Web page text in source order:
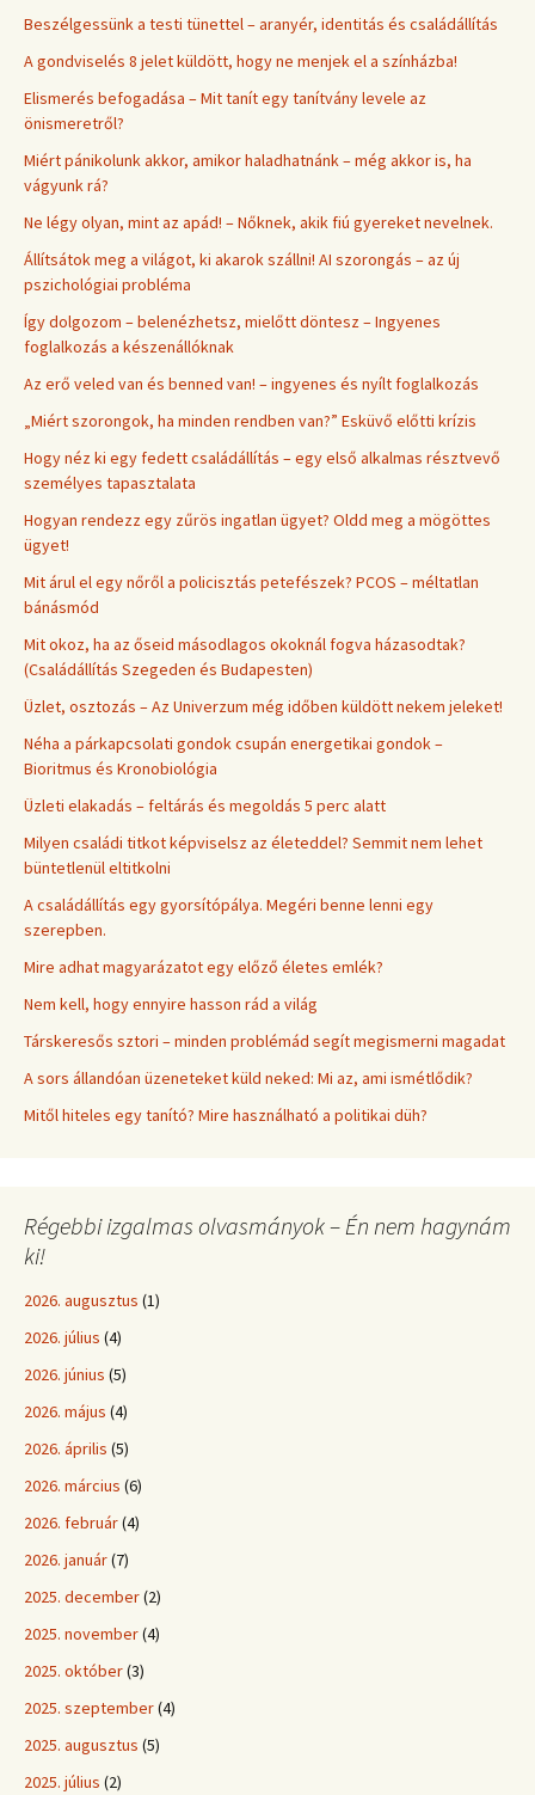
Beszélgessünk a testi tünettel – aranyér, identitás és családállítás
A gondviselés 8 jelet küldött, hogy ne menjek el a színházba!
Elismerés befogadása – Mit tanít egy tanítvány levele az
önismeretről?
Miért pánikolunk akkor, amikor haladhatnánk – még akkor is, ha
vágyunk rá?
Ne légy olyan, mint az apád! – Nőknek, akik fiú gyereket nevelnek.
Állítsátok meg a világot, ki akarok szállni! AI szorongás – az új
pszichológiai probléma
Így dolgozom – belenézhetsz, mielőtt döntesz – Ingyenes
foglalkozás a készenállóknak
Az erő veled van és benned van! – ingyenes és nyílt foglalkozás
„Miért szorongok, ha minden rendben van?” Esküvő előtti krízis
Hogy néz ki egy fedett családállítás – egy első alkalmas résztvevő
személyes tapasztalata
Hogyan rendezz egy zűrös ingatlan ügyet? Oldd meg a mögöttes
ügyet!
Mit árul el egy nőről a policisztás petefészek? PCOS – méltatlan
bánásmód
Mit okoz, ha az őseid másodlagos okoknál fogva házasodtak?
(Családállítás Szegeden és Budapesten)
Üzlet, osztozás – Az Univerzum még időben küldött nekem jeleket!
Néha a párkapcsolati gondok csupán energetikai gondok –
Bioritmus és Kronobiológia
Üzleti elakadás – feltárás és megoldás 5 perc alatt
Milyen családi titkot képviselsz az életeddel? Semmit nem lehet
büntetlenül eltitkolni
A családállítás egy gyorsítópálya. Megéri benne lenni egy
szerepben.
Mire adhat magyarázatot egy előző életes emlék?
Nem kell, hogy ennyire hasson rád a világ
Társkeresős sztori – minden problémád segít megismerni magadat
A sors állandóan üzeneteket küld neked: Mi az, ami ismétlődik?
Mitől hiteles egy tanító? Mire használható a politikai düh?
Régebbi izgalmas olvasmányok – Én nem hagynám
ki!
2026. augusztus (1)
2026. július (4)
2026. június (5)
2026. május (4)
2026. április (5)
2026. március (6)
2026. február(4)
2026. január(7)
2025. december(2)
2025. november(4)
2025. október(3)
2025. szeptember(4)
2025. augusztus (5)
2025. július (2)